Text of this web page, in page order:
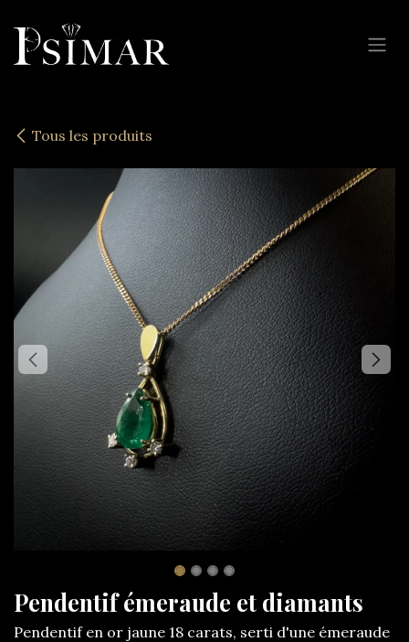
Tous les produits
Pendentif émeraude et diamants
Pendentif en or jaune 18 carats, serti d'une émeraude